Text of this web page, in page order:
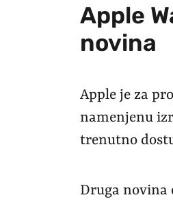
Apple
novina
Apple je za
namenjenu
trenutno
Druga novina